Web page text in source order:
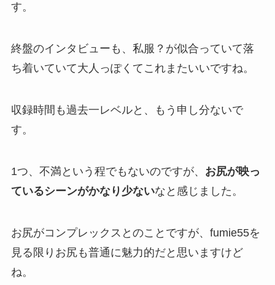
す。
終盤のインタビューも、私服？が似合っていて落
ち着いていて大人っぽくてこれまたいいですね。
収録時間も過去一レベルと、もう申し分ないで
す。
1つ、不満という程でもないのですが、 お尻が映っ
ているシーンがかなり少ないなと感じました。
お尻がコンプレックスとのことですが、fumie55を
見る限りお尻も普通に魅力的だと思いますけど
ね。